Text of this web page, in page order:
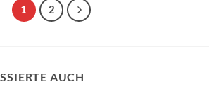
1 2
AUCH